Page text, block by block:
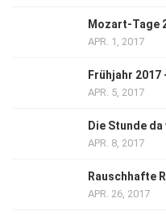
Mozart-Tage
APR. 1, 2017
Frühjahr
APR. 5, 2017
Die Stunde
APR. 8, 2017
Rauschhafte
APR. 26, 2017